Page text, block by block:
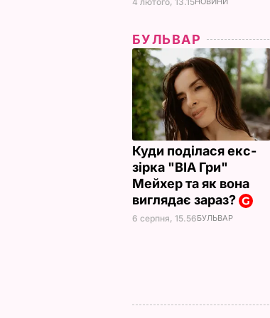
БУЛЬВАР
Куди поділася екс-
зірка "ВІА Гри"
Мейхер та як вона
виглядає зараз?
6 серпня, 15.56БУЛЬВАР